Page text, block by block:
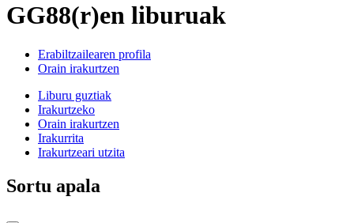
GG88(r)en liburuak
Erabiltzailearen profila
Orain irakurtzen
Liburu guztiak
Irakurtzeko
Orain irakurtzen
Irakurrita
Irakurtzeari utzita
Sortu apala